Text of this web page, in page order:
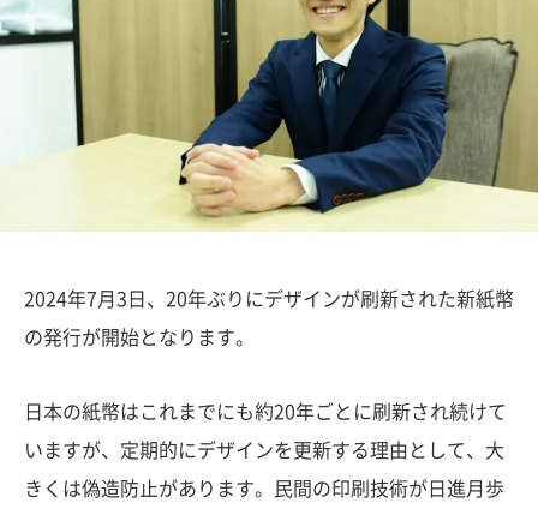
2024年7月3日、20年ぶりにデザインが刷新された新紙幣
の発行が開始となります。
日本の紙幣はこれまでにも約20年ごとに刷新され続けて
いますが、定期的にデザインを更新する理由として、大
きくは偽造防止があります。民間の印刷技術が日進月歩